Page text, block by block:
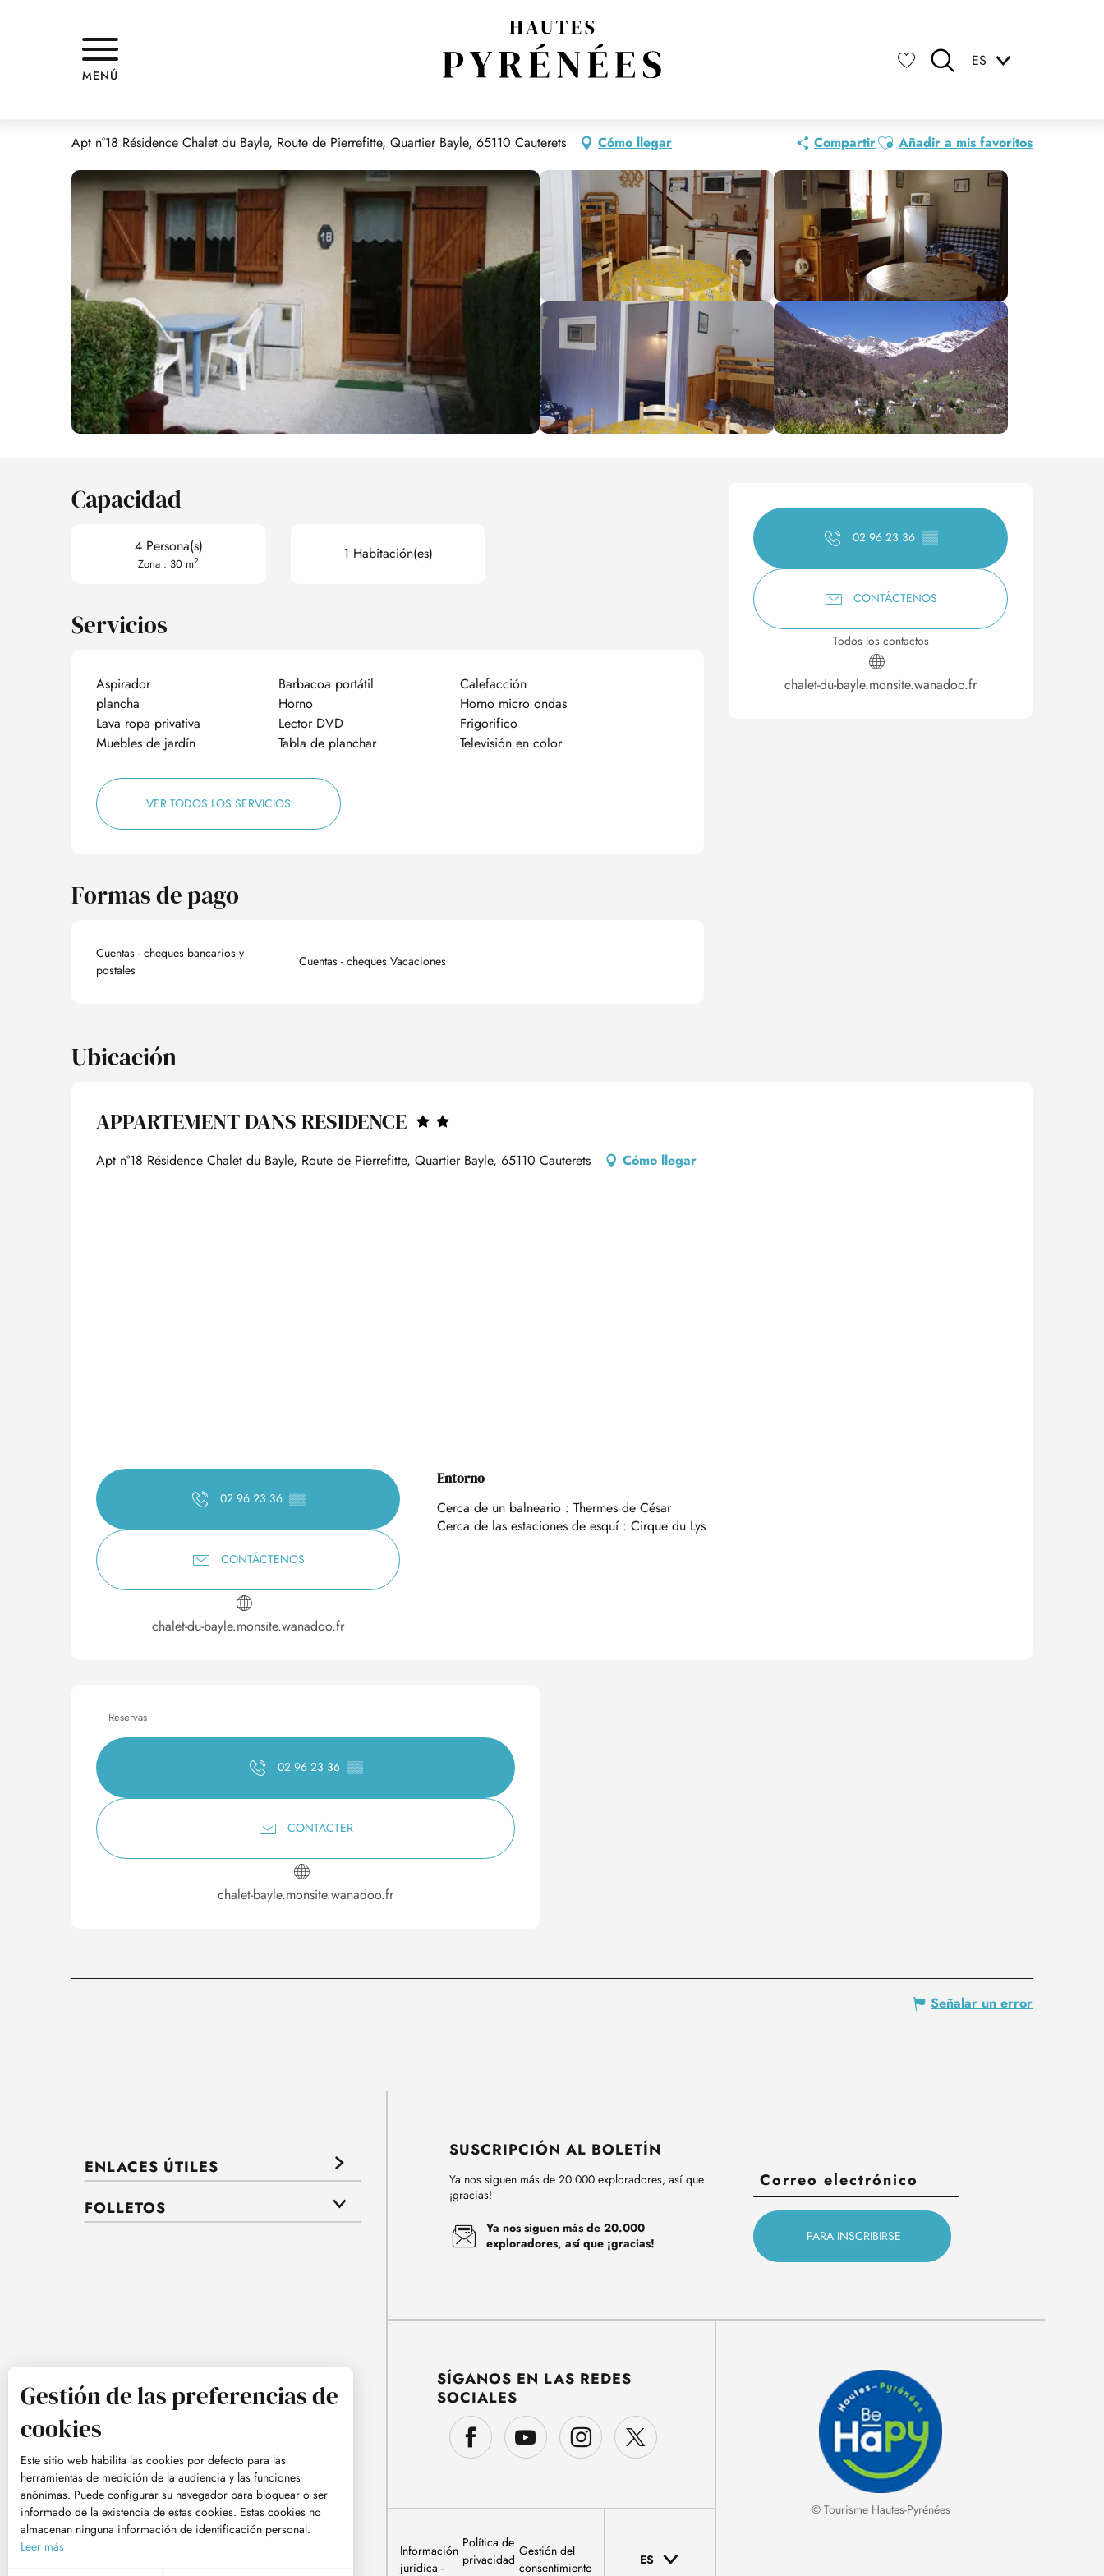
ES
MENÚ
APPARTEMENT DANS RESIDENCE
Apt n°18 Résidence Chalet du Bayle, Route de Pierrefitte, Quartier Bayle, 65110 Cauterets Cómo llegar CompartirAjouter aux favoris
Añadir a mis favoritos
Horarios y datos de
02 96 23 36 ▒▒
CONTÁCTENOS
Todos los contactos
chalet-du-bayle.monsite.wanadoo.fr
Capacidad
4 Persona(s)
Zona : 30 m2 1 Habitación(es)
Servicios
Aspirador Barbacoa portátil
Calefacción
plancha
Horno
Horno micro ondas
Lava ropa privativa
Lector DVD
Frigorifico
Muebles de jardín
Tabla de planchar Televisión en color
VER TODOS LOS SERVICIOS
Formas de pago
Cuentas - cheques bancarios y
postales
Cuentas - cheques Vacaciones
Ubicación
APPARTEMENT DANS RESIDENCE
Apt n°18 Résidence Chalet du Bayle, Route de Pierrefitte, Quartier Bayle, 65110 Cauterets Cómo llegar
02 96 23 36 ▒▒
CONTÁCTENOS
chalet-du-bayle.monsite.wanadoo.fr
Entorno
Entorno
Cerca de un balneario : Thermes de César
Cerca de las estaciones de esquí : Cirque du Lys
Reservas
02 96 23 36 ▒▒
CONTACTER
chalet-bayle.monsite.wanadoo.fr
Señalar un error
ENLACES ÚTILES
FOLLETOS
SUSCRIPCIÓN AL BOLETÍN
Ya nos siguen más de 20.000 exploradores, así que
¡gracias!
Ya nos siguen más de 20.000
exploradores, así que ¡gracias!
SÍGANOS EN LAS REDES
SOCIALES
Información
jurídica
Política de
privacidad
Gestión del
consentimiento
ES
© Tourisme Hautes-Pyrénées
Gestión de las preferencias de
cookies
Este sitio web habilita las cookies por defecto para las
herramientas de medición de la audiencia y las funciones
anónimas. Puede configurar su navegador para bloquear o ser
informado de la existencia de estas cookies. Estas cookies no
almacenan ninguna información de identificación personal.
Leer más